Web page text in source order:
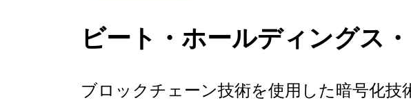
ビート・ホールディングス
ブロックチェーン技術を使用した暗号化